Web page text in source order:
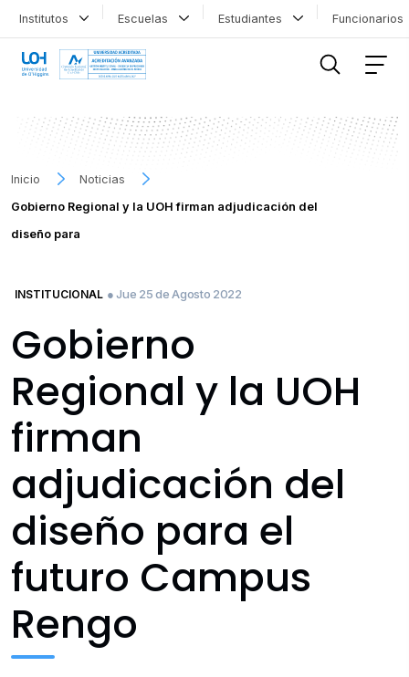
Institutos Escuelas Estudiantes
Inicio
Noticias
Gobierno Regional y la UOH firman adjudicación del
diseño para
INSTITUCIONAL ● Jue 25 de Agosto 2022
Gobierno
Regional y la UOH
firman
adjudicación del
diseño para el
futuro Campus
Rengo